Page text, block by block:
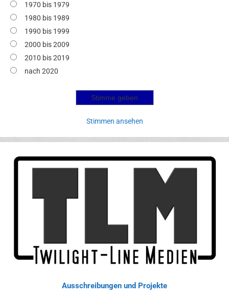
1970 bis 1979
1980 bis 1989
1990 bis 1999
2000 bis 2009
2010 bis 2019
nach 2020
Stimmen ansehen
Ausschreibungen und Projekte